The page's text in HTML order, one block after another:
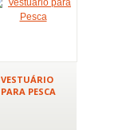
VESTUÁRIO
PARA PESCA